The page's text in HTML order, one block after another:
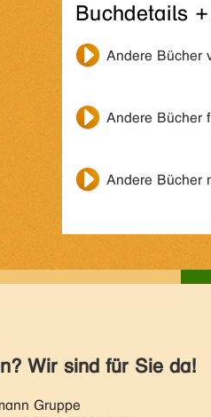
Buchdetails
Andere Bücher
Andere Bücher
Andere Bücher